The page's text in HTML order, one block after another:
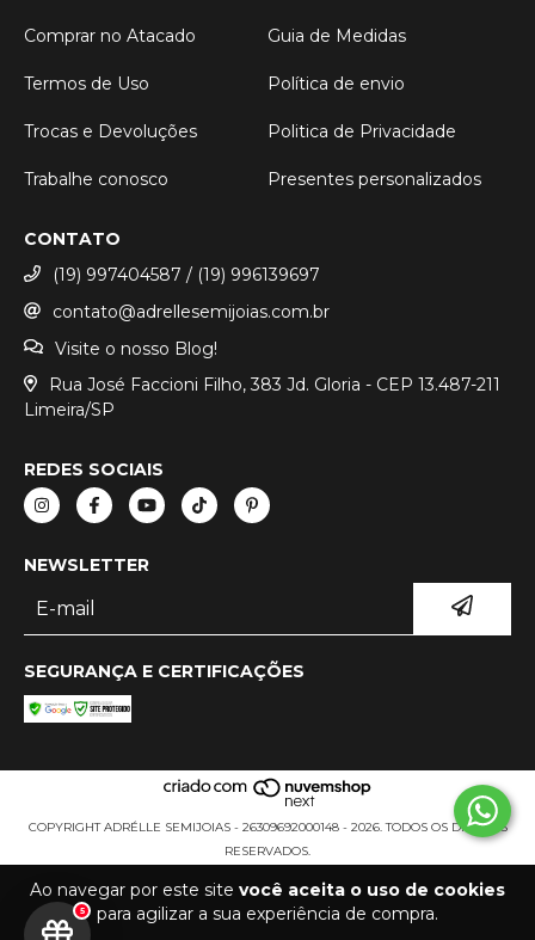
Ao navegar por este site você aceita o uso de cookies
para agilizar a sua experiência de compra.
Comprar no Atacado Guia de Medidas
Termos de Uso Política de envio
Trocas e Devoluções Politica de Privacidade
Trabalhe conosco Presentes personalizados
CONTATO
(19) 997404587 / (19) 996139697
contato@adrellesemijoias.com.br
Visite o nosso Blog!
Rua José Faccioni Filho, 383 Jd. Gloria - CEP 13.487-211
Limeira/SP
REDES SOCIAIS
NEWSLETTER
SEGURANÇA E CERTIFICAÇÕES
COPYRIGHT ADRÉLLE SEMIJOIAS - 26309692000148 - 2026. TODOS OS DIREITOS
RESERVADOS.
5